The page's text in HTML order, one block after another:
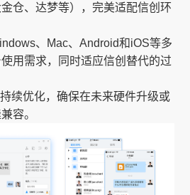
仓、达梦等），完美适配信创环
、Mac、Android和iOS等多
用需求，同时适应信创替代的过
续优化，确保在未来硬件升级或
容。